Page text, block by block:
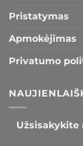
Pristatymas
Apmokėjimas
Privatumo
Užsisakykite